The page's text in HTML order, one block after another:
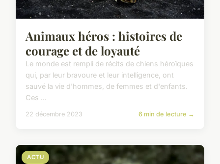
Animaux héros : histoires de
courage et de loyauté
Le monde est rempli de récits de chiens héroïques
qui, par leur bravoure et leur intelligence, ont
sauvé la vie d'hommes, de femmes et d'enfants.
Ces ...
22 décembre 2023 6 min de lecture →
ACTU